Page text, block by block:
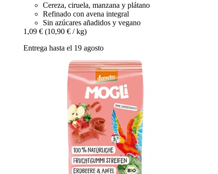
Cereza, ciruela, manzana y plátano
Refinado con avena integral
Sin azúcares añadidos y vegano
1,09 € (10,90 € / kg)
Entrega hasta el 19 agosto